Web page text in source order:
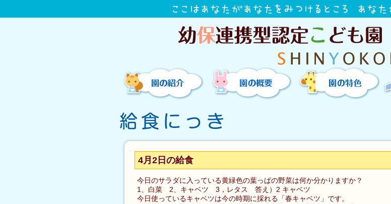
4月2日の給食
今日のサラダに入っている黄緑色の葉っぱの野菜は何か分かりますか？
1、白菜 2、キャベツ 3，レタス 答え）2 キャベツ
今日使っているキャベツは今の時期に採れる「春キャベツ」です。